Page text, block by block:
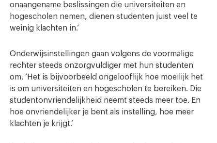
onaangename beslissingen die universiteiten en
hogescholen nemen, dienen studenten juist veel te
weinig klachten in.’
Onderwijsinstellingen gaan volgens de voormalige
rechter steeds onzorgvuldiger met hun studenten
om. ‘Het is bijvoorbeeld ongelooflijk hoe moeilijk het
is om universiteiten en hogescholen te bereiken. Die
studentonvriendelijkheid neemt steeds meer toe. En
hoe onvriendelijker je bent als instelling, hoe meer
klachten je krijgt.’